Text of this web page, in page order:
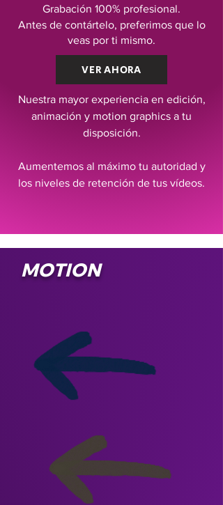
Grabación 100% profesional.
Antes de contártelo, preferimos que lo
veas por ti mismo.
VER AHORA
Nuestra mayor experiencia en edición,
animación y motion graphics a tu
disposición.
Aumentemos al máximo tu autoridad y
los niveles de retención de tus vídeos.
MOTION